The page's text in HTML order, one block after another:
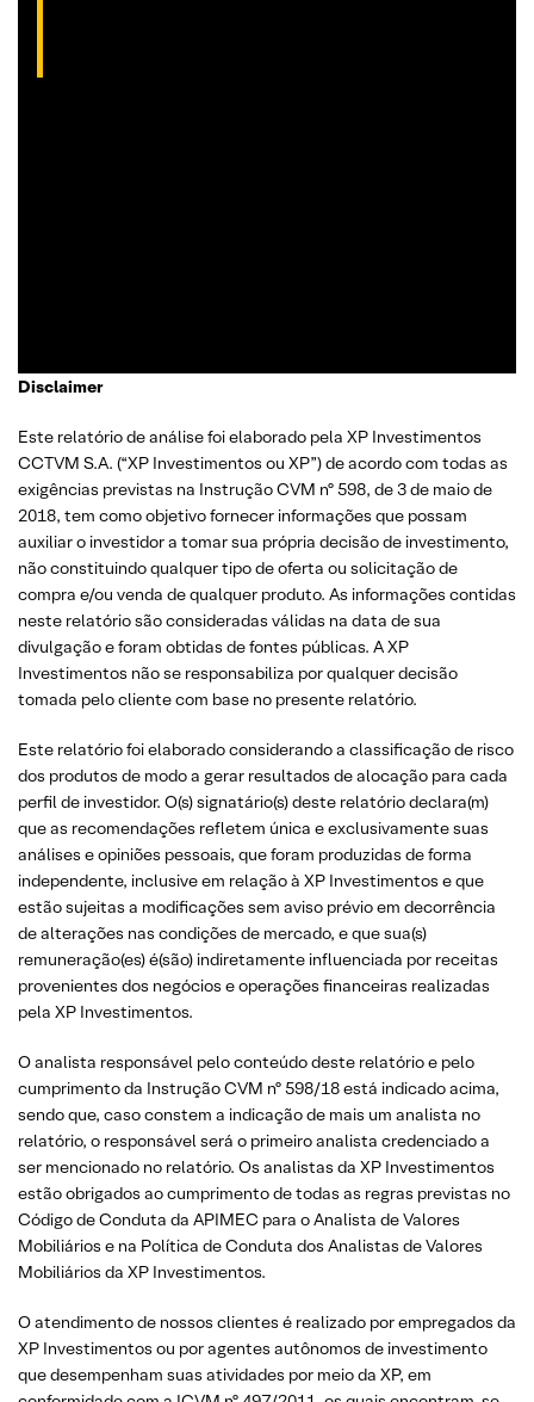
Disclaimer
Este relatório de análise foi elaborado pela XP Investimentos
CCTVM S.A. (“XP Investimentos ou XP”) de acordo com todas as
exigências previstas na Instrução CVM nº 598, de 3 de maio de
2018, tem como objetivo fornecer informações que possam
auxiliar o investidor a tomar sua própria decisão de investimento,
não constituindo qualquer tipo de oferta ou solicitação de
compra e/ou venda de qualquer produto. As informações contidas
neste relatório são consideradas válidas na data de sua
divulgação e foram obtidas de fontes públicas. A XP
Investimentos não se responsabiliza por qualquer decisão
tomada pelo cliente com base no presente relatório.
Este relatório foi elaborado considerando a classificação de risco
dos produtos de modo a gerar resultados de alocação para cada
perfil de investidor. O(s) signatário(s) deste relatório declara(m)
que as recomendações refletem única e exclusivamente suas
análises e opiniões pessoais, que foram produzidas de forma
independente, inclusive em relação à XP Investimentos e que
estão sujeitas a modificações sem aviso prévio em decorrência
de alterações nas condições de mercado, e que sua(s)
remuneração(es) é(são) indiretamente influenciada por receitas
provenientes dos negócios e operações financeiras realizadas
pela XP Investimentos.
O analista responsável pelo conteúdo deste relatório e pelo
cumprimento da Instrução CVM nº 598/18 está indicado acima,
sendo que, caso constem a indicação de mais um analista no
relatório, o responsável será o primeiro analista credenciado a
ser mencionado no relatório. Os analistas da XP Investimentos
estão obrigados ao cumprimento de todas as regras previstas no
Código de Conduta da APIMEC para o Analista de Valores
Mobiliários e na Política de Conduta dos Analistas de Valores
Mobiliários da XP Investimentos.
O atendimento de nossos clientes é realizado por empregados da
XP Investimentos ou por agentes autônomos de investimento
que desempenham suas atividades por meio da XP, em